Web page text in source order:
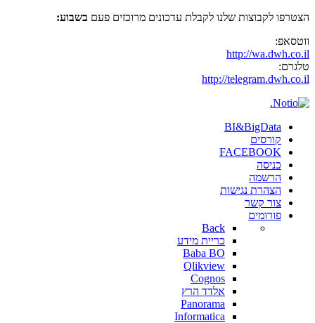
הצטרפו לקבוצות שלנו לקבלת עדכונים מרוכזים פעם בשבוע:
ווטסאפ:
http://wa.dwh.co.il
טלגרם:
http://telegram.dwh.co.il
BI&BigData
קורסים
FACEBOOK
כניסה
הרשמה
הצהרת נגישות
צור קשר
פורומים
Back
כריית מידע
Baba BO
Qlikview
Cognos
אלדד הרץ
Panorama
Informatica